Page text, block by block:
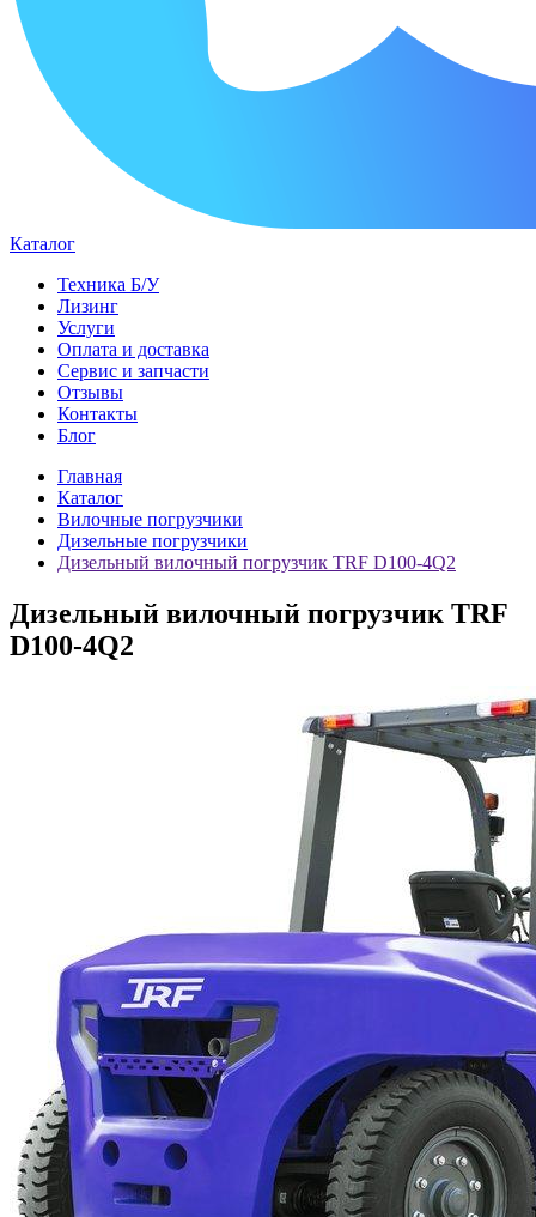
Каталог
Техника Б/У
Лизинг
Услуги
Оплата и доставка
Сервис и запчасти
Отзывы
Контакты
Блог
Главная
Каталог
Вилочные погрузчики
Дизельные погрузчики
Дизельный вилочный погрузчик TRF D100-4Q2
Дизельный вилочный погрузчик TRF
D100-4Q2